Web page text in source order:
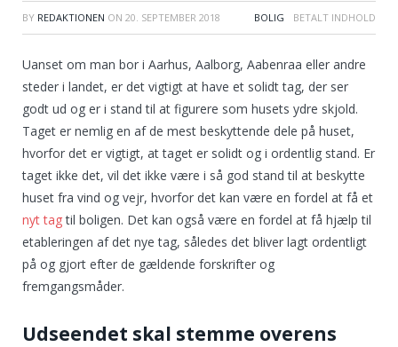
BY REDAKTIONEN ON 20. SEPTEMBER 2018 BOLIG
Uanset om man bor i Aarhus, Aalborg, Aabenraa eller andre
steder i landet, er det vigtigt at have et solidt tag, der ser
godt ud og er i stand til at figurere som husets ydre skjold.
Taget er nemlig en af de mest beskyttende dele på huset,
hvorfor det er vigtigt, at taget er solidt og i ordentlig stand. Er
taget ikke det, vil det ikke være i så god stand til at beskytte
huset fra vind og vejr, hvorfor det kan være en fordel at få et
nyt tagtil boligen. Det kan også være en fordel at få hjælp til
etableringen af det nye tag, således det bliver lagt ordentligt
på og gjort efter de gældende forskrifter og
fremgangsmåder.
Udseendet skal stemme overens